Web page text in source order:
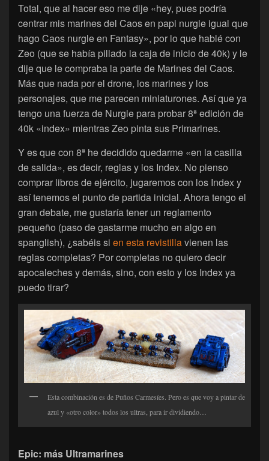
Total, que al hacer eso me dije «hey, pues podría
centrar mis marines del Caos en papi nurgle igual que
hago Caos nurgle en Fantasy», por lo que hablé con
Zeo (que se había pillado la caja de inicio de 40k) y le
dije que le compraba la parte de Marines del Caos.
Más que nada por el drone, los marines y los
personajes, que me parecen miniaturones. Así que ya
tengo una fuerza de Nurgle para probar 8ª edición de
40k «index» mientras Zeo pinta sus Primarines.
Y es que con 8ª he decidido quedarme «en la casilla
de salida», es decir, reglas y los Index. No pienso
comprar libros de ejército, jugaremos con los Index y
así tenemos el punto de partida inicial. Ahora tengo el
gran debate, me gustaría tener un reglamento
pequeño (paso de gastarme mucho en algo en
spanglish), ¿sabéis si en esta revistillavienen las
reglas completas? Por completas no quiero decir
apocaleches y demás, sino, con esto y los Index ya
puedo tirar?
Esta combinación es de Puños Carmesíes. Pero es que voy a pintar de
azul y «otro color» todos los ultras, para ir dividiendo…
Epic: más Ultramarines